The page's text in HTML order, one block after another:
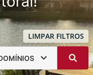
LIMPAR FILTROS